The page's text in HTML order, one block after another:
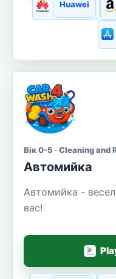
Huawei
Вік 0-5 · Cleaning and
Автомийка
Автомийка -
вас!